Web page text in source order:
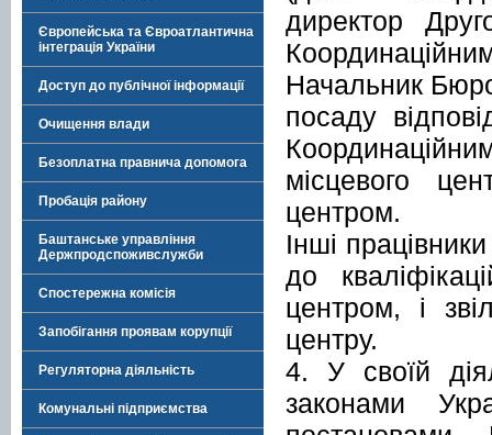
Європейська та Євроатлантична
інтеграція України
Доступ до публічної інформації
Очищення влади
Безоплатна правнича допомога
Пробація району
Баштанське управління
Держпродспоживслужби
Спостережна комісія
Запобігання проявам корупції
Регуляторна діяльність
Комунальні підприємства
директор
Начальник
посаду
місцевого
центром.
Інші
до
центром, і
центру.
4. У своїй
законами